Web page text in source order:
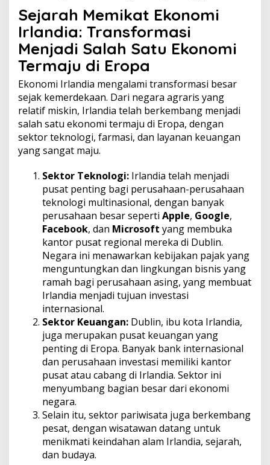
Sejarah Memikat Ekonomi
Irlandia: Transformasi
Menjadi Salah Satu Ekonomi
Termaju di Eropa
Ekonomi Irlandia mengalami transformasi besar
sejak kemerdekaan. Dari negara agraris yang
relatif miskin, Irlandia telah berkembang menjadi
salah satu ekonomi termaju di Eropa, dengan
sektor teknologi, farmasi, dan layanan keuangan
yang sangat maju.
Sektor Teknologi: Irlandia telah menjadi
pusat penting bagi perusahaan-perusahaan
teknologi multinasional, dengan banyak
perusahaan besar seperti Apple, Google,
Facebook, dan Microsoft yang membuka
kantor pusat regional mereka di Dublin.
Negara ini menawarkan kebijakan pajak yang
menguntungkan dan lingkungan bisnis yang
ramah bagi perusahaan asing, yang membuat
Irlandia menjadi tujuan investasi
internasional.
Sektor Keuangan: Dublin, ibu kota Irlandia,
juga merupakan pusat keuangan yang
penting di Eropa. Banyak bank internasional
dan perusahaan investasi memiliki kantor
pusat atau cabang di Irlandia. Sektor ini
menyumbang bagian besar dari ekonomi
negara.
Selain itu, sektor pariwisata juga berkembang
pesat, dengan wisatawan datang untuk
menikmati keindahan alam Irlandia, sejarah,
dan budaya.